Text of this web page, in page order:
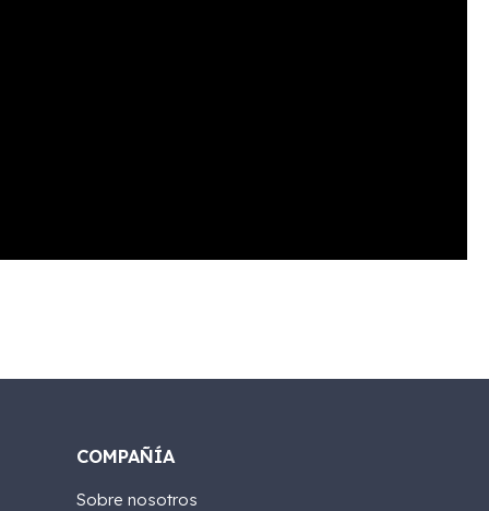
COMPAÑÍA
Sobre nosotros